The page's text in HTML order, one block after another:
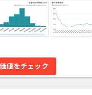
値をチェック